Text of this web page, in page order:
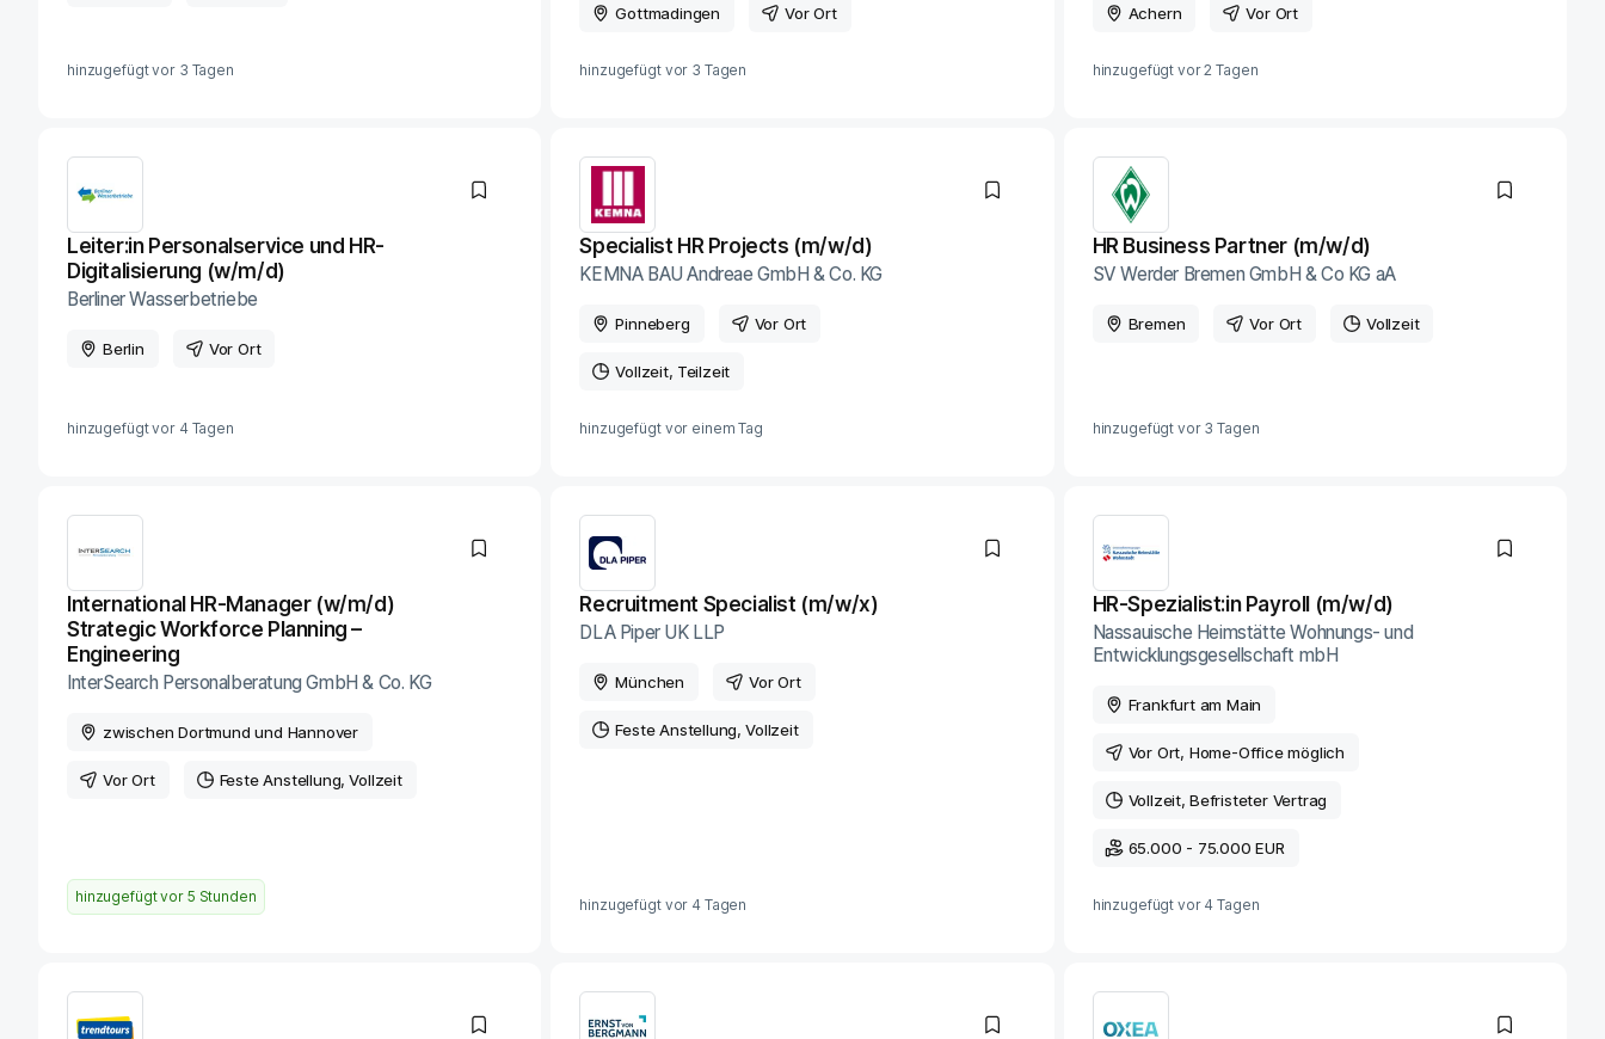
hinzugefügt vor 3 Tagen
Gottmadingen Vor Ort
hinzugefügt vor 3 Tagen
Achern Vor Ort
hinzugefügt vor2 Tagen
Leiter:in Personalservice und HR-
Digitalisierung (w/m/d)
Berliner Wasserbetriebe
Berlin Vor Ort
hinzugefügt vor 4 Tagen
Specialist HR Projects (m/w/d)
KEMNA BAU Andreae GmbH & Co. KG
Pinneberg Vor Ort
Vollzeit Teilzeit
hinzugefügt vor einem Tag
HR Business Partner (m/w/d)
SV Werder Bremen GmbH & Co KG aA
Bremen Vor Ort Vollzeit
hinzugefügt vor 3 Tagen
International HR-Manager (w/m/d)
Strategic Workforce Planning –
Engineering
InterSearch Personalberatung GmbH & Co. KG
zwischen Dortmund und Hannover
Vor Ort Feste Anstellung Vollzeit
hinzugefügt vor 5 Stunden
Recruitment Specialist (m/w/x)
DLA Piper UK LLP
München Vor Ort
Feste Anstellung Vollzeit
hinzugefügt vor 4 Tagen
HR-Spezialist:in Payroll (m/w/d)
Nassauische Heimstätte Wohnungs- und
Entwicklungsgesellschaft mbH
Frankfurt am Main
Vor Ort, Home-Office möglich
Vollzeit Befristeter Vertrag
65.000 - 75.000 EUR
hinzugefügt vor 4 Tagen